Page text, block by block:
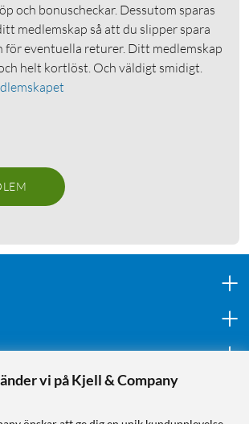
och bonuscheckar. Dessutom sparas
medlemskap så att du slipper spara
eventuella returer. Ditt medlemskap
helt kortlöst. Och väldigt smidigt.
vi på Kjell & Company